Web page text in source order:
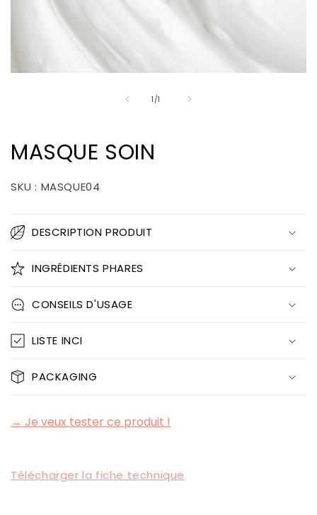
modale
1 /
de1
MASQUE SOIN
SKU : MASQUE04
DESCRIPTION PRODUIT
INGRÉDIENTS PHARES
CONSEILS D'USAGE
LISTE INCI
PACKAGING
→ Je veux tester ce produit !
Télécharger la fiche technique